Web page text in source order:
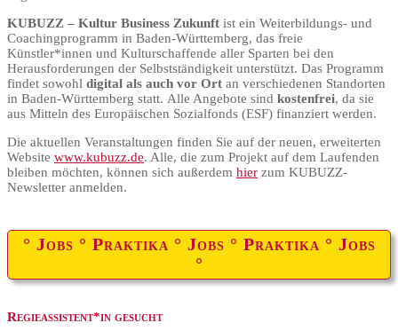
KUBUZZ – Kultur Business Zukunft ist ein Weiterbildungs- und
Coachingprogramm in Baden-Württemberg, das freie
Künstler*innen und Kulturschaffende aller Sparten bei den
Herausforderungen der Selbstständigkeit unterstützt. Das Programm
findet sowohl digital als auch vor Ort an verschiedenen Standorten
in Baden-Württemberg statt. Alle Angebote sind kostenfrei, da sie
aus Mitteln des Europäischen Sozialfonds (ESF) finanziert werden.
Die aktuellen Veranstaltungen finden Sie auf der neuen, erweiterten
Website www.kubuzz.de. Alle, die zum Projekt auf dem Laufenden
bleiben möchten, können sich außerdem hier zum KUBUZZ-
Newsletter anmelden.
° Jobs ° Praktika ° Jobs ° Praktika ° Jobs
°
Regieassistent*in gesucht